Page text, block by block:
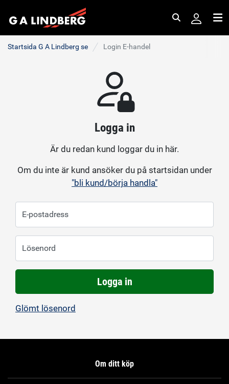
Startsida G A Lindberg se Login E-handel
Logga in
Är du redan kund loggar du in här.
Om du inte är kund ansöker du på startsidan under
"bli kund/börja handla"
E-postadress
Lösenord
Logga in
Glömt lösenord
Om ditt köp